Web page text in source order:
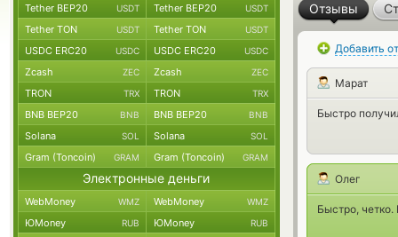
Отзывы
Добавить
Марат
Быстро
Олег
Быстро,
Tether BEP20 USDT Tether BEP20 USDT
Tether TON USDT Tether TON USDT
USDC ERC20 USDC USDC ERC20 USDC
Zcash ZEC Zcash ZEC
TRON TRX TRON TRX
BNB BEP20 BNB BNB BEP20 BNB
Solana SOL Solana SOL
Gram (Toncoin) GRAM Gram (Toncoin) GRAM
Электронные деньги
WebMoney WMZ WebMoney WMZ
ЮMoney RUB ЮMoney RUB